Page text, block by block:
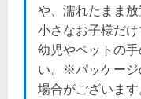
や、濡れたまま
小さなお子様だ
幼児やペットの
い。※パッケージ
場合がございま